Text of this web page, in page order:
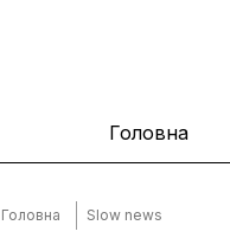
Головна
Головна Slow news